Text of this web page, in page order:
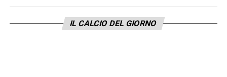
LA PLAYLIST DELLE NOSTRE TOP NEWS
IL CALCIO DEL GIORNO